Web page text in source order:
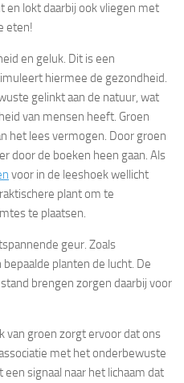
en lokt daarbij ook vliegen met
eten!
en geluk. Dit is een
hiermee de gezondheid.
gelinkt aan de natuur, wat
van mensen heeft. Groen
het lees vermogen. Door groen
door de boeken heen gaan. Als
voor in de leeshoek wellicht
plant om te
te plaatsen.
geur. Zoals
planten de lucht. De
brengen zorgen daarbij voor
van groen zorgt ervoor dat ons
met het onderbewuste
signaal naar het lichaam dat